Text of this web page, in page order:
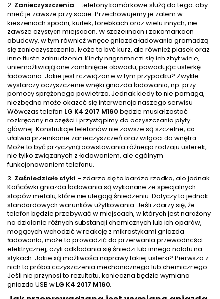
2. Zanieczyszczenia – telefony komórkowe służą do tego, aby
mieć je zawsze przy sobie. Przechowujemy je zatem w
kieszeniach spodni, kurtek, torebkach oraz wielu innych, nie
zawsze czystych miejscach. W szczelinach i zakamarkach
obudowy, w tym również wnęce gniazda ładowania gromadzą
się zanieczyszczenia. Może to być kurz, ale również piasek oraz
inne tłuste zabrudzenia. Kiedy nagromadzi się ich zbyt wiele,
uniemożliwiają one zamknięcie obwodu, powodując usterkę
ładowania. Jakie jest rozwiązanie w tym przypadku? Zwykle
wystarczy oczyszczenie wnęki gniazda ładowania, np. przy
pomocy sprężonego powietrza. Jednak kiedy to nie pomaga,
niezbędna może okazać się interwencja naszego serwisu.
Wówczas telefon LG K4 2017 M160 będzie musiał zostać
rozkręcony na części i przystąpimy do oczyszczania płyty
głównej. Konstrukcje telefonów nie zawsze są szczelne, co
ułatwia przenikanie zanieczyszczeń oraz wilgoci do wnętra.
Może to być przyczyną powstawania różnego rodzaju usterek,
nie tylko związanych z ładowaniem, ale ogólnym
funkcjonowaniem telefonu.
3. Zaśniedziałe styki – zdarza się to bardzo rzadko, ale jednak.
Końcówki gniazda ładowania są wykonane ze specjalnych
stopów metalu, które nie ulegają śniedzeniu. Dotyczy to jednak
standardowych warunków użytkowania. Jeśli zdarzy się, że
telefon będzie przebywać w miejscach, w których jest narażony
na działanie różnych substancji chemicznych lub ich oparów,
mogących wchodzić w reakcję z mikrostykami gniazda
ładowania, może to prowadzić do przerwania przewodności
elektrycznej, czyli odkładania się śniedzi lub innego nalotu na
stykach. Jakie są możliwości naprawy takiej usterki? Pierwsza z
nich to próba oczyszczenia mechanicznego lub chemicznego.
Jeśli nie przynosi to rezultatu, konieczna będzie wymiana
gniazda USB w LG K4 2017 M160.